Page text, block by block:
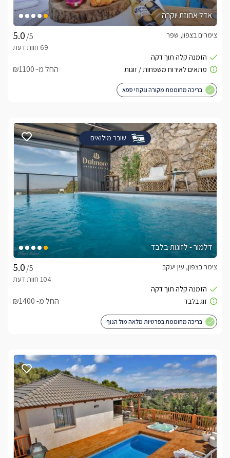
אדל אחוזת יוקרה
/5
צימרים בצפון, שפר
החל מ- ₪1100
בריכה מחוממת מקורה וגקוזי ספא
שובר מילואים
דלמור - לזוגות בלבד
/5
צימר בצפון, עין יעקב
החל מ- ₪1400
בריכה מחוממת בפרטיות מלאה מול הנוף